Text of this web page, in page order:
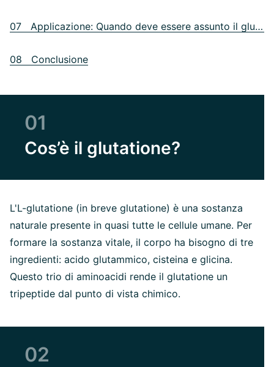
07 Applicazione: Quando deve essere assunto il glutatione?
08 Conclusione
01
Cos’è il glutatione?
L'L-glutatione (in breve glutatione) è una sostanza
naturale presente in quasi tutte le cellule umane. Per
formare la sostanza vitale, il corpo ha bisogno di tre
ingredienti: acido glutammico, cisteina e glicina.
Questo trio di aminoacidi rende il glutatione un
tripeptide dal punto di vista chimico.
02